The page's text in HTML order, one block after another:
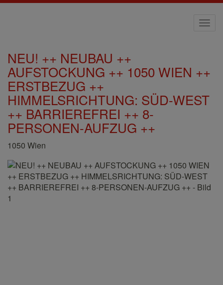
NEU! ++ NEUBAU ++
AUFSTOCKUNG ++ 1050 WIEN ++
ERSTBEZUG ++
HIMMELSRICHTUNG: SÜD-WEST
++ BARRIEREFREI ++ 8-
PERSONEN-AUFZUG ++
1050 Wien